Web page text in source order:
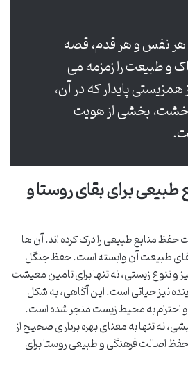
هر نفس و هر قدم، قصه
و طبیعت را زمزمه می
همزیستی پایدار که در آن،
خشت، بخشی از هویت
برای بقای روستا و
منابع طبیعی را درک کرده اند. آن ها
بقای طبیعت آن وابسته است. حفظ جنگل
و تنوع زیستی، نه تنها برای تامین معیشت
نیز حیاتی است. این آگاهی، به شکل
احترام به محیط زیست منجر شده است.
نه تنها به معنای بهره برداری صحیح از
حفظ اصالت فرهنگی و طبیعی روستا برای